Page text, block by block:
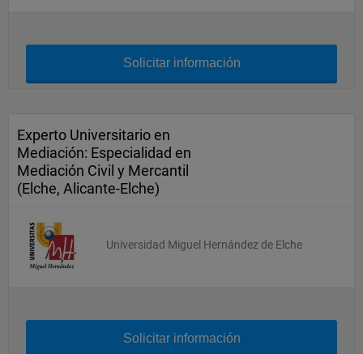
Solicitar información
Experto Universitario en
Mediación: Especialidad en
Mediación Civil y Mercantil
(Elche, Alicante-Elche)
Universidad Miguel Hernández de Elche
Solicitar información